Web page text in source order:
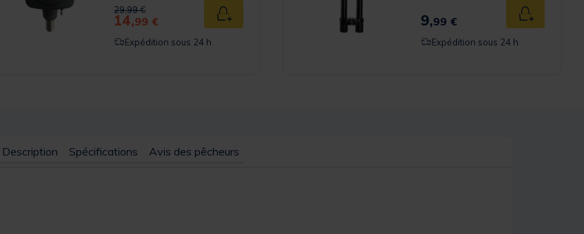
Price reduced from
29,99 €to
14,99 € Ajouter au panier
Expédition sous 24 h
9,99 € Ajouter au
Expédition sous 24 h
Description Spécifications Avis des pêcheurs